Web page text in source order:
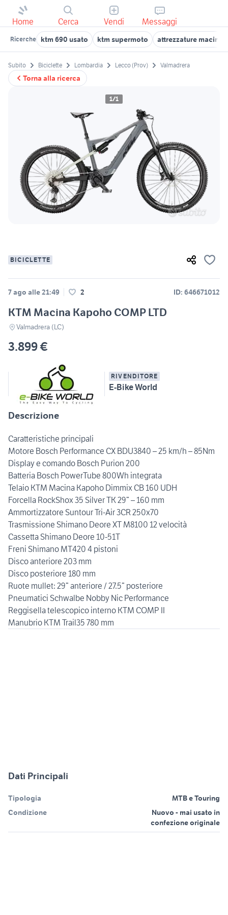
Home Cerca Vendi Messaggi
Ricerche ktm 690 usato ktm supermoto attrezzature macine
Torna alla ricerca
Subito Biciclette Lombardia Lecco (Prov) Valmadrera
1/1
BICICLETTE
7 ago alle 21:49 2 ID: 646671012
KTM Macina Kapoho COMP LTD
Valmadrera (LC)
3.899 €
RIVENDITORE
E-Bike World
Descrizione
Caratteristiche principali
Motore Bosch Performance CX BDU3840 – 25 km/h – 85Nm
Display e comando Bosch Purion 200
Batteria Bosch PowerTube 800Wh integrata
Telaio KTM Macina Kapoho Dimmix CB 160 UDH
Forcella RockShox 35 Silver TK 29” – 160 mm
Ammortizzatore Suntour Tri-Air 3CR 250x70
Trasmissione Shimano Deore XT M8100 12 velocità
Cassetta Shimano Deore 10-51T
Freni Shimano MT420 4 pistoni
Disco anteriore 203 mm
Disco posteriore 180 mm
Ruote mullet: 29” anteriore / 27.5” posteriore
Pneumatici Schwalbe Nobby Nic Performance
Reggisella telescopico interno KTM COMP II
Manubrio KTM Trail35 780 mm
Dati Principali
Tipologia
MTB e Touring
Condizione
Nuovo - mai usato in
confezione originale